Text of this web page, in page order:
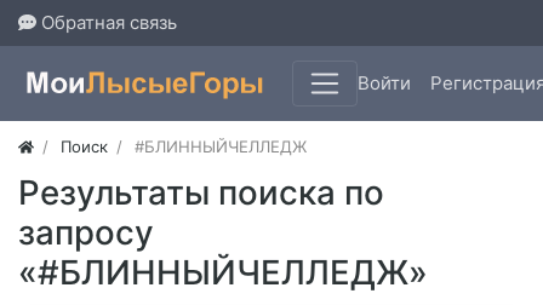
Обратная связь
Войти
Поиск #БЛИННЫЙЧЕЛЛЕДЖ
Результаты поиска по
запросу
«#БЛИННЫЙЧЕЛЛЕДЖ»